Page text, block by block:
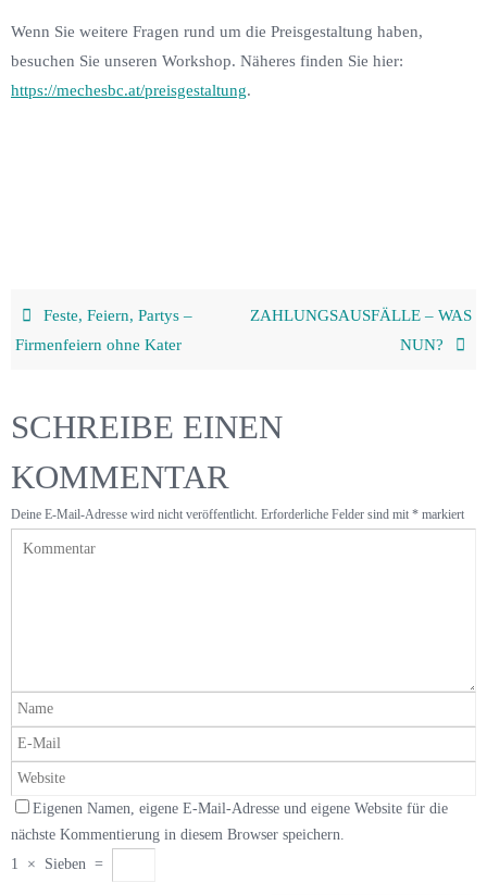
Wenn Sie weitere Fragen rund um die Preisgestaltung haben,
besuchen Sie unseren Workshop. Näheres finden Sie hier:
https://mechesbc.at/preisgestaltung.
Feste, Feiern, Partys –
Firmenfeiern ohne Kater
ZAHLUNGSAUSFÄLLE – WAS
NUN?
SCHREIBE EINEN
KOMMENTAR
Deine E-Mail-Adresse wird nicht veröffentlicht. Erforderliche Felder sind mit * markiert
Eigenen Namen, eigene E-Mail-Adresse und eigene Website für die
nächste Kommentierung in diesem Browser speichern.
1
× Sieben =